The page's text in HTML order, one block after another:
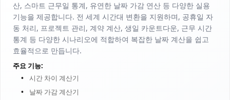
산, 스마트 근무일 통계, 유연한 날짜 가감 연산 등 다양한 실용
기능을 제공합니다. 전 세계 시간대 변환을 지원하며, 공휴일 자
동 처리, 프로젝트 관리, 계약 계산, 생일 카운트다운, 근무 시간
통계 등 다양한 시나리오에 적합하여 복잡한 날짜 계산을 쉽고
효율적으로 만듭니다.
주요 기능:
시간 차이 계산기
날짜 가감 계산기